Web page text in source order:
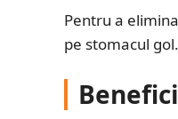
Pentru a
pe stomacul gol.